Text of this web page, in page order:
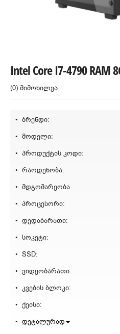
Intel Core I7-4790 RAM
(0) მიმოხილვა
ბრენდი:
მოდელი:
პროდუქტის კოდი:
რაოდენობა:
მდგომარეობა
პროცესორი:
დედაბარათი:
სოკეტი:
SSD:
ვიდეობარათი:
კვების ბლოკი:
ქეისი:
დეტალურად